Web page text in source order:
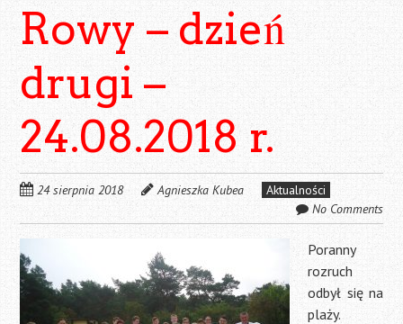
Rowy – dzień
drugi –
24.08.2018 r.
24 sierpnia 2018 Agnieszka Kubea
Aktualności
No Comments
Poranny
rozruch
odbył się na
plaży.